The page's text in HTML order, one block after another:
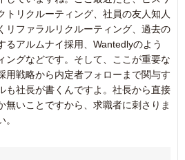
トリクルーティング、社員の友人知人
リファラルリクルーティング、過去の
るアルムナイ採用、Wantedlyのよう
ングなどです。そして、ここが重要な
用戦略から内定者フォローまで関与す
も社長が書くんですよ。社長から直接
無いことですから、求職者に刺さりま